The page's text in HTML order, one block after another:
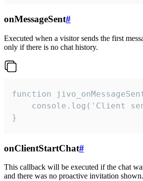
onMessageSent#
Executed when a visitor sends the first
only if there is no chat history.
function
console.log('Client
}
onClientStartChat#
This callback will be executed if the chat
and there was no proactive invitation shown.